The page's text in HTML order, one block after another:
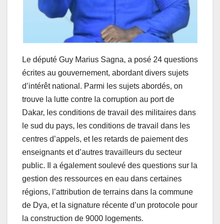
Le député Guy Marius Sagna, a posé 24 questions
écrites au gouvernement, abordant divers sujets
d’intérêt national. Parmi les sujets abordés, on
trouve la lutte contre la corruption au port de
Dakar, les conditions de travail des militaires dans
le sud du pays, les conditions de travail dans les
centres d’appels, et les retards de paiement des
enseignants et d’autres travailleurs du secteur
public. Il a également soulevé des questions sur la
gestion des ressources en eau dans certaines
régions, l’attribution de terrains dans la commune
de Dya, et la signature récente d’un protocole pour
la construction de 9000 logements.